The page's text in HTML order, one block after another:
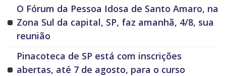
O Fórum da Pessoa Idosa de Santo Amaro, na
Zona Sul da capital, SP, faz amanhã, 4/8, sua
reunião
Pinacoteca de SP está com inscrições
abertas, até 7 de agosto, para o curso